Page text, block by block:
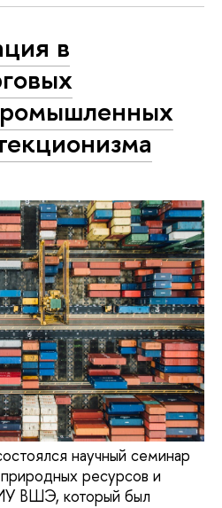
в
научный семинар
ресурсов и
ВШЭ, который был